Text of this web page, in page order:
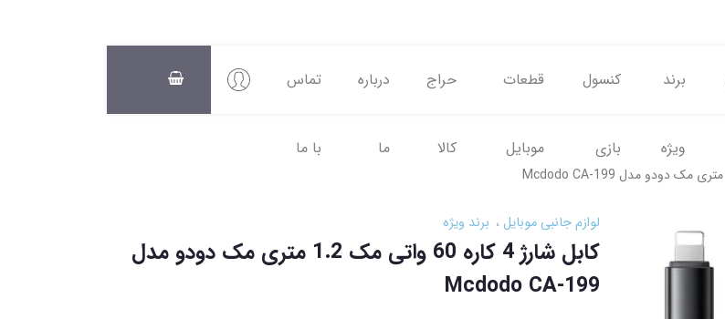
برند
ویژه
کنسول
بازی
قطعات
موبایل
حراج
کالا
درباره
ما
تماس
با ما
لوازم جانبی موبایل برند ویژه
کابل شارژ 4 کاره 60 واتی مک 1.2 متری مک دودو مدل
Mcdodo CA-199